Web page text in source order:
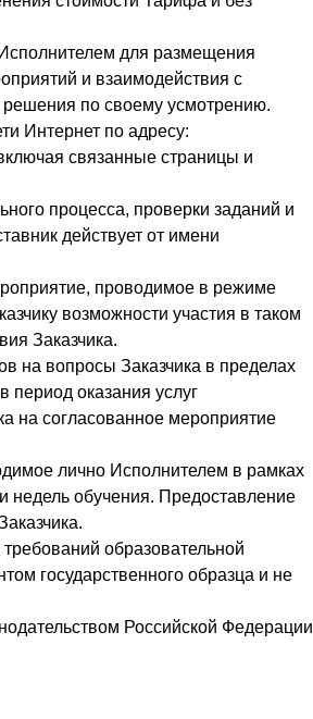
для размещения
и взаимодействия с
решения по своему усмотрению.
Интернет по адресу:
связанные страницы и
процесса, проверки заданий и
действует от имени
проводимое в режиме
возможности участия в таком
Заказчика.
на вопросы Заказчика в пределах
период оказания услуг
на согласованное мероприятие
лично Исполнителем в рамках
недель обучения. Предоставление
образовательной
государственного образца и не
Российской Федерации